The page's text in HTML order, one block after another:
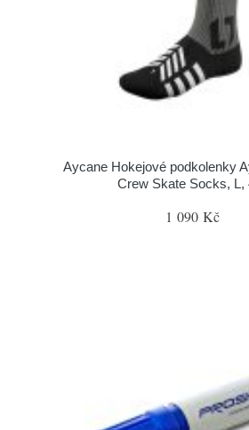
Aycane Hokejové podkolenky
Crew Skate Socks, L,
1 090 Kč